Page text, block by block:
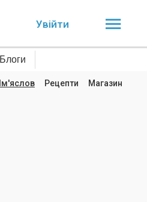
Увійти
Блоги
Ім'яслов Рецепти Магазин